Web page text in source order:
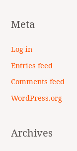
Meta
Log in
Entries feed
Comments feed
WordPress.org
Archives